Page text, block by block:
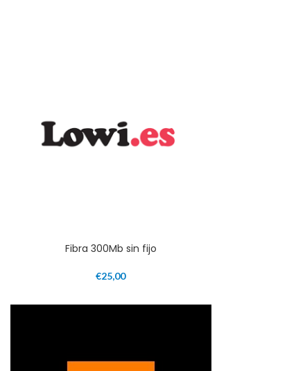
Fibra 300Mb sin fijo
€25,00